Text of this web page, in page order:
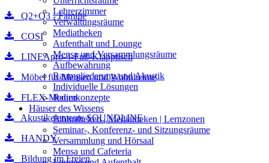
Q2+Q3 - Familie
COSI
LINEApro-4-Fuß-Klapptisch
Möbel für Mensen und Wohnheime
FLEX-Medien
Akustikelemente SOUNDLINE
HANDY
Bildung im Freien
Lehrerzimmer
Verwaltungsräume
Mediatheken
Aufenthalt und Lounge
Mensa und Versammlungsräume
Aufbewahrung
Raumgliederung und Akustik
Individuelle Lösungen
Raumkonzepte
Häuser des Wissens
Bibliotheken | Mediatheken | Lernzonen
Seminar-, Konferenz- und Sitzungsräume
Versammlung und Hörsaal
Mensa und Cafeteria